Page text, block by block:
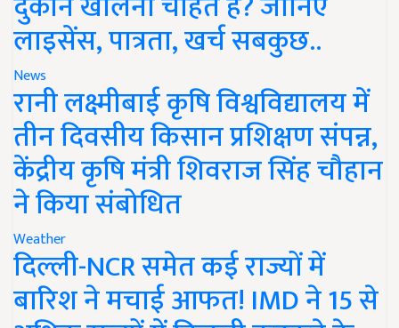
लाइसेंस, पात्रता, खर्च सबकुछ..
News
रानी लक्ष्मीबाई कृषि विश्वविद्यालय में
तीन दिवसीय किसान प्रशिक्षण संपन्न,
केंद्रीय कृषि मंत्री शिवराज सिंह चौहान
ने किया संबोधित
Weather
दिल्ली-NCR समेत कई राज्यों में
बारिश ने मचाई आफत! IMD ने 15 से